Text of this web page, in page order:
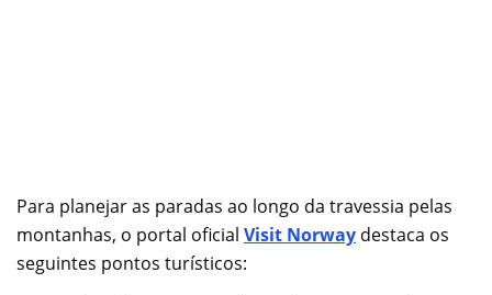
Para planejar as paradas ao longo da travessia pelas
montanhas, o portal oficial Visit Norway destaca os
seguintes pontos turísticos: